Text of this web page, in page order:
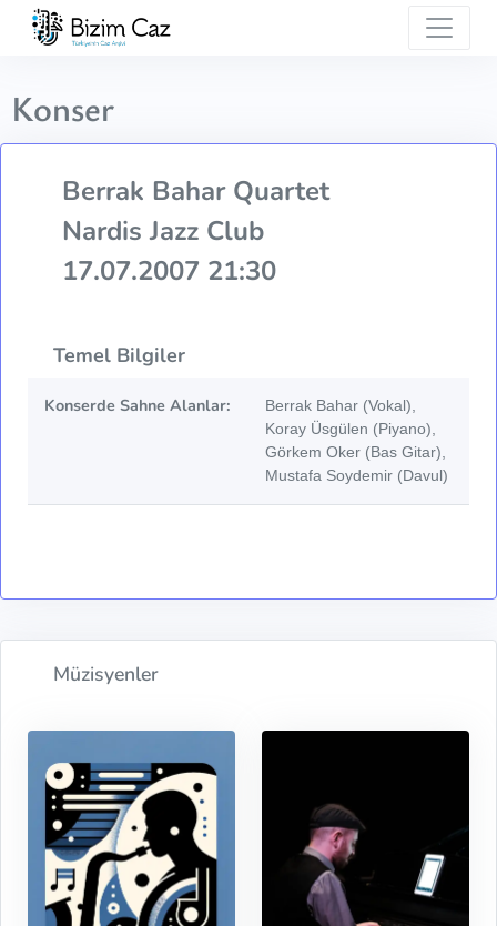
Konser
Berrak Bahar Quartet
Nardis Jazz Club
17.07.2007 21:30
Temel Bilgiler
Konserde Sahne Alanlar:
Berrak Bahar (Vokal),
Koray Üsgülen (Piyano),
Görkem Oker (Bas Gitar),
Mustafa Soydemir (Davul)
Müzisyenler